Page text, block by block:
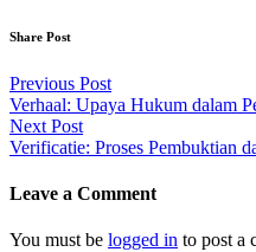
Share Post
Post
navigation
Previous Post
Verhaal: Upaya Hukum dalam
Next Post
Verificatie: Proses Pembuktian
Leave a Comment
You must be logged in to post a